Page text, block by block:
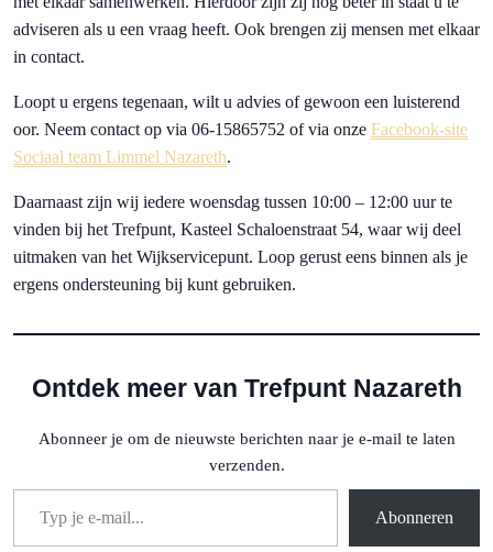
adviseren als u een vraag heeft. Ook brengen zij mensen met elkaar
in contact.
Loopt u ergens tegenaan, wilt u advies of gewoon een luisterend
oor. Neem contact op via 06-15865752 of via onze Facebook-site
Sociaal team Limmel Nazareth.
Daarnaast zijn wij iedere woensdag tussen 10:00 – 12:00 uur te
vinden bij het Trefpunt, Kasteel Schaloenstraat 54, waar wij deel
uitmaken van het Wijkservicepunt. Loop gerust eens binnen als je
ergens ondersteuning bij kunt gebruiken.
Ontdek meer van Trefpunt Nazareth
Abonneer je om de nieuwste berichten naar je e-mail te laten
verzenden.
Typ je e-mail...
Abonneren